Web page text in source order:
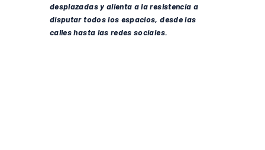
desplazadas y alienta a la resistencia a
disputar todos los espacios, desde las
calles hasta las redes sociales.